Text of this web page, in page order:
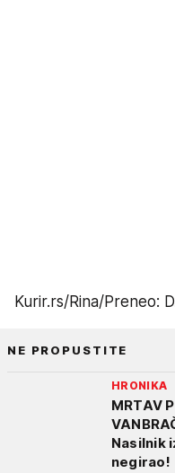
Kurir.rs/Rina/Preneo:
NE PROPUSTITE
HRONIKA
MRTAV
Nasilnik
negirao!